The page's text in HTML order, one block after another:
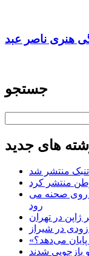
جستجو
های جدید
تنبک منتشر شد
منتشر کرد
روی صحنه می
رود
در تهران
در شیراز
پایان می‌دهد؟
بازجویی شدند